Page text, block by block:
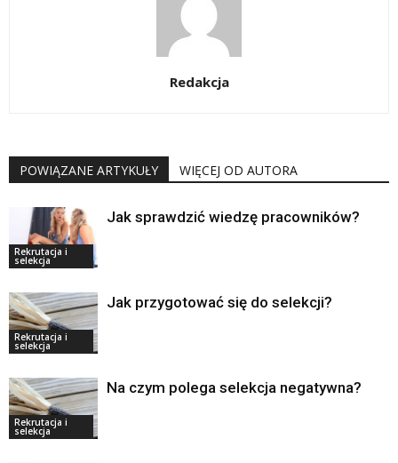
Redakcja
POWIĄZANE ARTYKUŁY WIĘCEJ OD AUTORA
Rekrutacja i
selekcja
Jak sprawdzić wiedzę pracowników?
Rekrutacja i
selekcja
Jak przygotować się do selekcji?
Rekrutacja i
selekcja
Na czym polega selekcja negatywna?